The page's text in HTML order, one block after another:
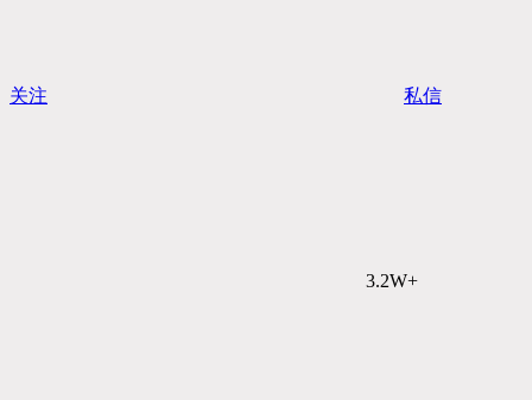
关注 私信
3.2W+